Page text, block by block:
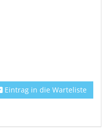
Eintrag in die Warteliste